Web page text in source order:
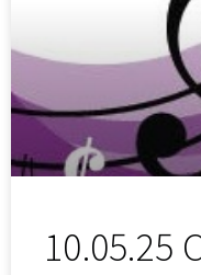
10.05.25